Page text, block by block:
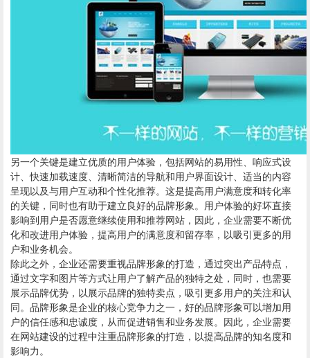
另一个关键是建立优质的用户体验，包括网站的易用性、响应式设
计、快速加载速度、清晰简洁的导航和用户界面设计、适当的内容
呈现以及与用户互动和个性化推荐。这是提高用户满意度和转化率
的关键，同时也有助于建立良好的品牌形象。用户体验的好坏直接
影响到用户是否愿意继续使用和推荐网站，因此，企业需要不断优
化和改进用户体验，提高用户的满意度和留存率，以吸引更多的用
户和业务机会。
除此之外，企业还需要重视品牌形象的打造，通过突出产品特点，
通过文字和图片等方式让用户了解产品的独特之处，同时，也需要
展示品牌优势，以展示品牌的独特卖点，吸引更多用户的关注和认
同。品牌形象是企业的核心竞争力之一，好的品牌形象可以增加用
户的信任感和忠诚度，从而促进销售和业务发展。因此，企业需要
在网站建设的过程中注重品牌形象的打造，以提高品牌的知名度和
影响力。